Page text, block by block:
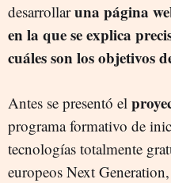
desarrollaruna página
en la que se explica
cuáles son los objetivos
Antes se presentó el
programa formativo de
tecnologías totalmente
europeos Next